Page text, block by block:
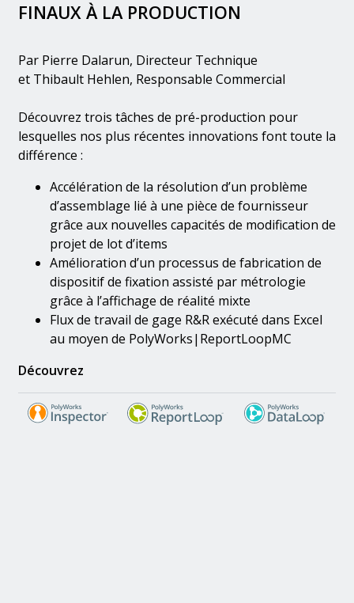
FINAUX À LA PRODUCTION
Par Pierre Dalarun, Directeur Technique
et Thibault Hehlen, Responsable Commercial
Découvrez trois tâches de pré-production pour
lesquelles nos plus récentes innovations font toute la
différence :
Accélération de la résolution d’un problème
d’assemblage lié à une pièce de fournisseur
grâce aux nouvelles capacités de modification de
projet de lot d’items
Amélioration d’un processus de fabrication de
dispositif de fixation assisté par métrologie
grâce à l’affichage de réalité mixte
Flux de travail de gage R&R exécuté dans Excel
au moyen de PolyWorks|ReportLoopMC
Découvrez